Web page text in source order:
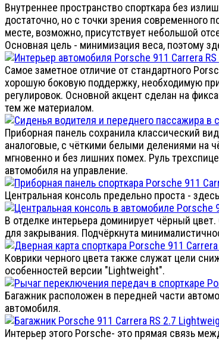
Внутреннее пространство спорткара без
достаточно, но с точки зрения современного
месте, возможно, присутствует небольшой
Основная цель - минимизация веса, поэтому
Самое заметное отличие от стандартного
хорошую боковую поддержку, необходимую
регулировок. Основной акцент сделан на
тем же материалом.
Приборная панель сохранила классический
аналоговые, с чёткими белыми делениями на
мгновенно и без лишних помех. Руль
автомобиля на управление.
Центральная консоль предельно проста -
В отделке интерьера доминирует чёрный
для закрывания. Подчёркнута
Коврики черного цвета также служат цели
особенностей версии "Lightweight".
Багажник расположен в передней части
автомобиля.
Интерьер этого Porsche- это прямая связь